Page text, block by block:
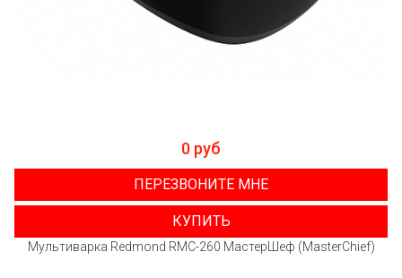
0 руб
ПЕРЕЗВОНИТЕ МНЕ
КУПИТЬ
Мультиварка Redmond RMC-260 МастерШеф (MasterChief)